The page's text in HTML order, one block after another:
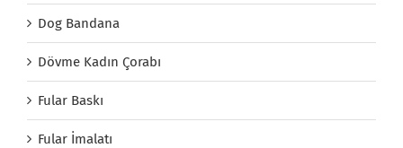
Dog Bandana
Dövme Kadın Çorabı
Fular Baskı
Fular İmalatı